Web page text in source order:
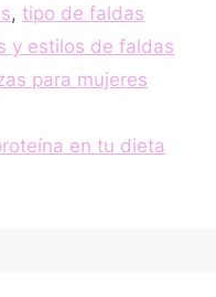
, tipo de faldas
y estilos de faldas
para mujeres
en tu dieta